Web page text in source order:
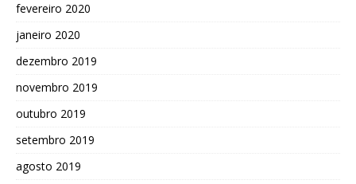
fevereiro 2020
janeiro 2020
dezembro 2019
novembro 2019
outubro 2019
setembro 2019
agosto 2019